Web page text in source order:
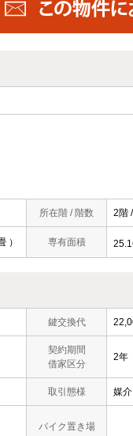
所在階 / 階数 2階
） 専有面積
鍵交換代
契約期間
借家区分
2
取引態様 媒介
バイク置き場